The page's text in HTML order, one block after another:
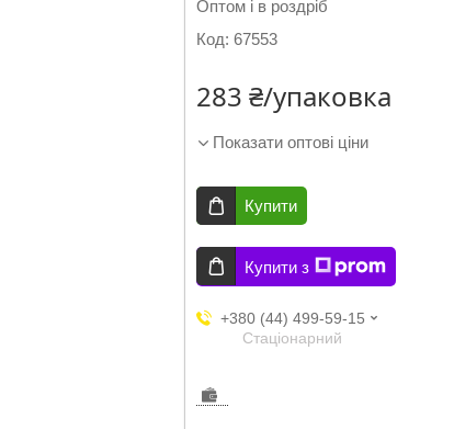
Оптом і в роздріб
Код: 67553
283 ₴/упаковка
Показати оптові ціни
Купити
Купити з
+380 (44) 499-59-15
Стаціонарний